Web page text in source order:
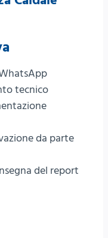
tecnico
da parte
del report